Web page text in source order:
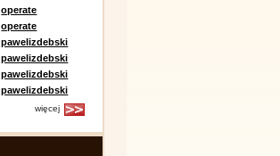
operate
operate
pawelizdebski
pawelizdebski
pawelizdebski
pawelizdebski
więcej